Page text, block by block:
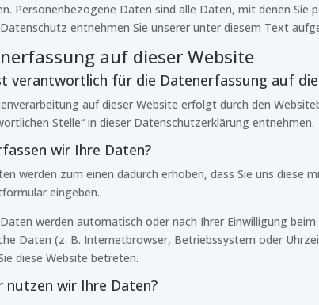
Personenbezogene Daten sind alle Daten, mit denen
entnehmen Sie unserer unter diesem Text
auf dieser Website
verantwortlich für die Datenerfassung auf
auf dieser Website erfolgt durch den
Stelle“ in dieser Datenschutzerklärung entnehmen.
wir Ihre Daten?
werden zum einen dadurch erhoben, dass Sie uns diese
eingeben.
werden automatisch oder nach Ihrer Einwilligung
Daten (z. B. Internetbrowser, Betriebssystem oder
diese Website betreten.
nutzen wir Ihre Daten?